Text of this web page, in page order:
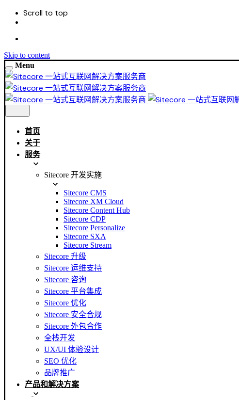
Scroll to top
Skip to content
Menu
首页
关于
服务
Sitecore 开发实施
Sitecore CMS
Sitecore XM Cloud
Sitecore Content Hub
Sitecore CDP
Sitecore Personalize
Sitecore SXA
Sitecore Stream
Sitecore 升级
Sitecore 运维支持
Sitecore 咨询
Sitecore 平台集成
Sitecore 优化
Sitecore 安全合规
Sitecore 外包合作
全栈开发
UX/UI 体验设计
SEO 优化
品牌推广
产品和解决方案